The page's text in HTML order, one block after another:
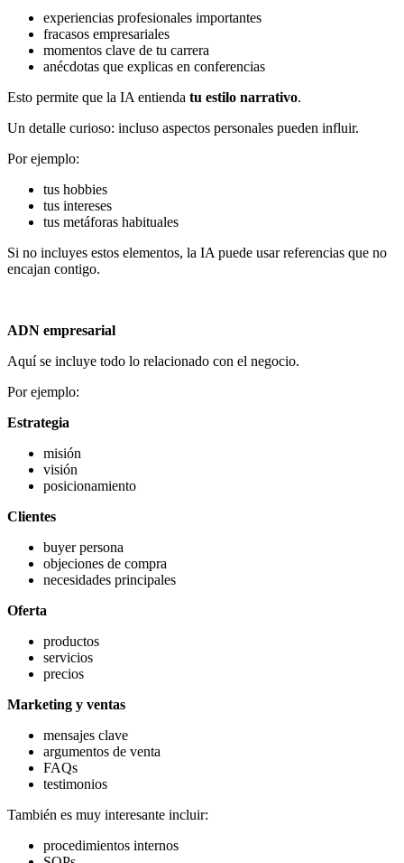
experiencias profesionales importantes
fracasos empresariales
momentos clave de tu carrera
anécdotas que explicas en conferencias
Esto permite que la IA entienda tu estilo narrativo.
Un detalle curioso: incluso aspectos personales pueden influir.
Por ejemplo:
tus hobbies
tus intereses
tus metáforas habituales
Si no incluyes estos elementos, la IA puede usar referencias que no
encajan contigo.
ADN empresarial
Aquí se incluye todo lo relacionado con el negocio.
Por ejemplo:
Estrategia
misión
visión
posicionamiento
Clientes
buyer persona
objeciones de compra
necesidades principales
Oferta
productos
servicios
precios
Marketing y ventas
mensajes clave
argumentos de venta
FAQs
testimonios
También es muy interesante incluir:
procedimientos internos